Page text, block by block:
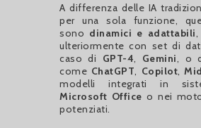
A differenza delle IA
per una sola funzione,
sono dinamici e adattabili,
ulteriormente con set di
caso di GPT-4, Gemini, o
come ChatGPT, Copilot,
modelli integrati in
Microsoft Office o nei
potenziati.